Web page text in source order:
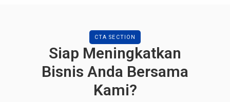
CTA SECTION
Siap Meningkatkan
Bisnis Anda Bersama
Kami?